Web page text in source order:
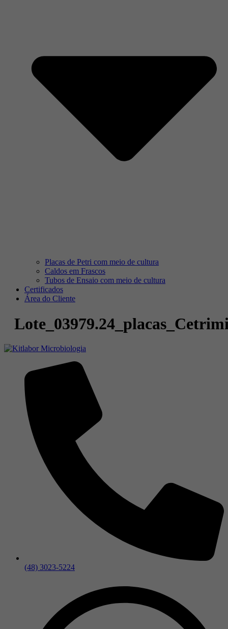
Placas de Petri com meio de cultura
Caldos em Frascos
Tubos de Ensaio com meio de cultura
Certificados
Área do Cliente
(48) 3023-5224